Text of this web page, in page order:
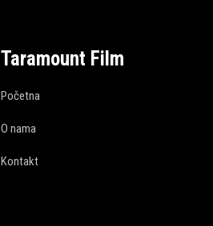
Taramount Film
Početna
O nama
Kontakt